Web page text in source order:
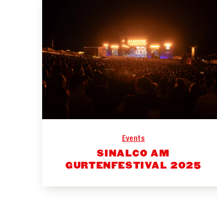
Events
SINALCO AM
GURTENFESTIVAL 2025